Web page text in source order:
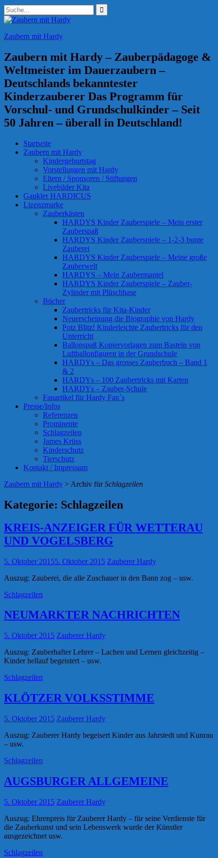
Zum
Inhalt
springen
Suchen
nach:
Zaubern mit Hardy
Zaubern mit Hardy – Zauberpädagoge &
Weltmeister im Dauerzaubern –
Deutschlands bekanntester
Kinderzauberer Das Programm für
Vorschul- und Grundschulkinder – Seit
50 Jahren – überall in Deutschland!
Startseite
Zaubern mit Hardy
Kindergeburtstag
Vorstellungen mit Hardy
Eltern / Sponsoren / Stiftungen
Livebilder Kita
Gaukler HARDICUS
Lizenzmarke
Zauberkästen
HARDYS Kinder Zauberspiele – Mein erster
Zauberspaß
HARDYS Kinder Zauberspiele – 1-2-3 bunte
Zauberei
HARDYS Kinder Zauberspiele – Meine große
Zauberwelt
HARDYS – Mein Zaubermantel
HARDYS Kinder Zauberspiele – Zauber-
Zylinder mit Plüschhase
Bücher
Zaubertricks für Kita-Kinder
Neuerscheinung die Biographie von Hardy
Potz Blitz! Kinderleichte Zaubertricks für den
Unterricht
Ballonspaß Kopiervorlagen zum Basteln von
Luftballonfiguren in der Grundschule
HARDYs – Das grosses Zauberbuch – Band 1
& 2
HARDYs – 100 Zaubertricks mit Karten
HARDYs – Zauber-Schule
Fanartikel für Hardy Fan`s
Presse/Infos
Referenzen
Prominente
Schlagzeilen
James Krüss
Kinderschutz
Tierschutz
Kontakt / Impressum
Zaubern mit Hardy > Archiv fürSchlagzeilen
Kategorie: Schlagzeilen
KREIS-ANZEIGER FÜR WETTERAU
UND VOGELSBERG
5. Oktober 20155. Oktober 2015 Zauberer Hardy
Auszug: Zauberei, die alle Zuschauer in den Bann zog – usw.
Schlagzeilen
NEUMARKTER NACHRICHTEN
5. Oktober 2015 Zauberer Hardy
Auszug: Zauberhafter Lehrer – Lachen und Lernen gleichzeitig –
Kinder hellauf begeistert – usw.
Schlagzeilen
KLÖTZER VOLKSSTIMME
5. Oktober 2015 Zauberer Hardy
Auszug: Zauberer Hardy begeisert Kinder aus Jahrstedt und Kunrau
– usw.
Schlagzeilen
AUGSBURGER ALLGEMEINE
5. Oktober 2015 Zauberer Hardy
Auszug: Ehrenpreis für Zauberer Hardy – für seine Verdienste für
die Zauberkunst und sein Lebenswerk wurde der Künstler
ausgezeichnet usw.
Schlagzeilen